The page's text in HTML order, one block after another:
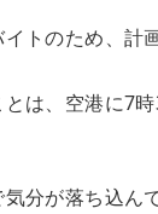
トのため、計
は、空港に7
分が落ち込ん